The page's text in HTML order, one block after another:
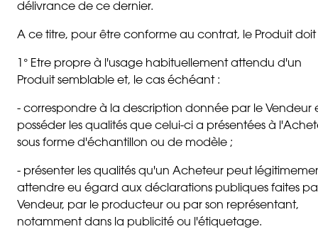
délivrance de ce dernier.
A ce titre, pour être conforme au contrat, le Produit doit
1° Etre propre à l'usage habituellement attendu d'un
Produit semblable et, le cas échéant :
- correspondre à la description donnée par le Vendeur
posséder les qualités que celui-ci a présentées à
sous forme d'échantillon ou de modèle ;
- présenter les qualités qu'un Acheteur peut
attendre eu égard aux déclarations publiques faites
Vendeur, par le producteur ou par son représentant,
notamment dans la publicité ou l'étiquetage.